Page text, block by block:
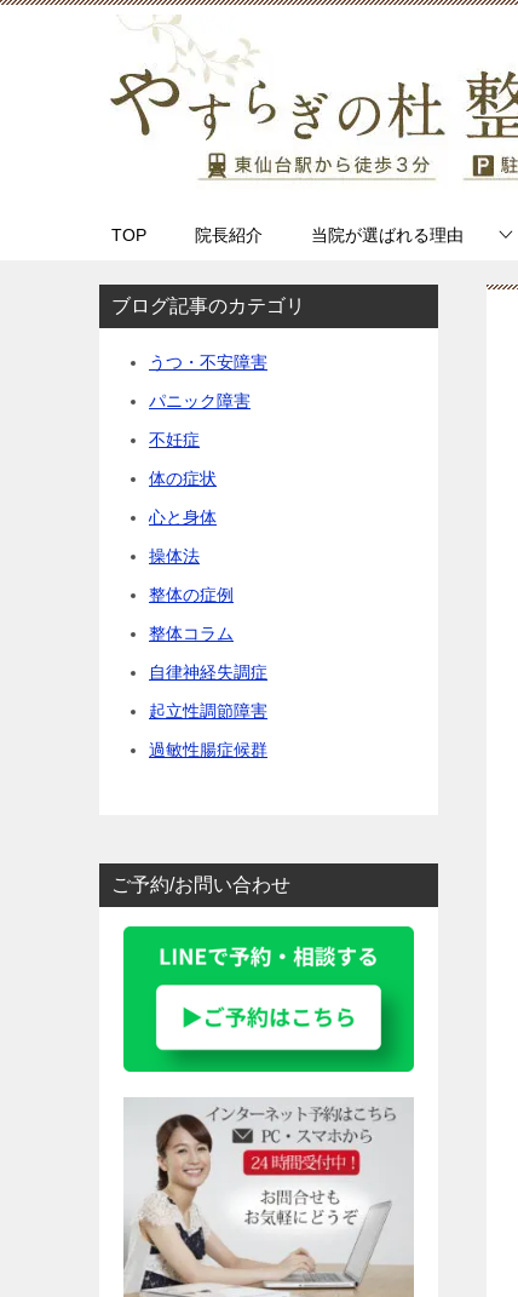
TOP 院長紹介 当院が選ばれる理由
ブログ記事のカテゴリ
うつ・不安障害
パニック障害
不妊症
体の症状
心と身体
操体法
整体の症例
整体コラム
自律神経失調症
起立性調節障害
過敏性腸症候群
ご予約/お問い合わせ